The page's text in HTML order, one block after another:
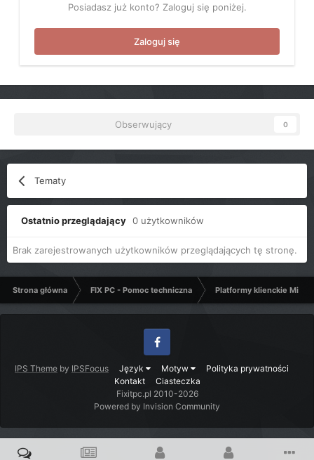
Posiadasz już konto? Zaloguj się poniżej.
Zaloguj się
Obserwujący 0
Tematy
Ostatnio przeglądający 0 użytkowników
Brak zarejestrowanych użytkowników przeglądających tę stronę.
Strona główna FIX PC - Pomoc techniczna Platformy klienckie
IPS Theme by IPSFocus Język Motyw
Polityka prywatności
Kontakt
Ciasteczka
Facebook
Fixitpc.pl 2010-2026
Powered by Invision Community